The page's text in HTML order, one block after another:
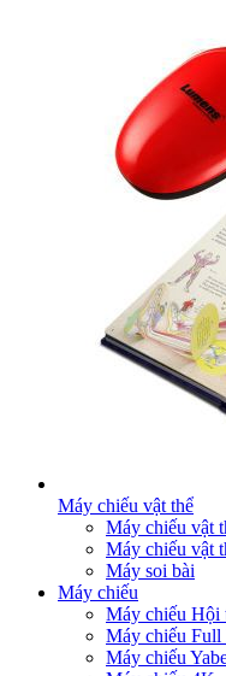
Máy chiếu vật thể
Máy chiếu vật
Máy chiếu vật
Máy soi bài
Máy chiếu
Máy chiếu Hội
Máy chiếu
Máy chiếu